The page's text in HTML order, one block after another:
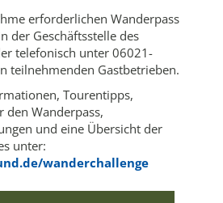
erforderlichen Wanderpass
der Geschäftsstelle des
telefonisch unter 06021-
teilnehmenden Gastbetrieben.
Tourentipps,
den Wanderpass,
und eine Übersicht der
unter:
wanderchallenge